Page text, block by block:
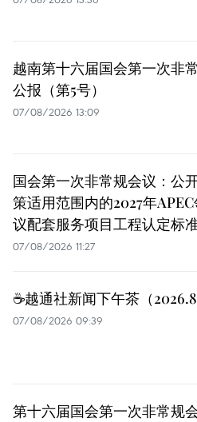
越南第十六届国会第一次非
公报（第5号）
07/08/2026 13:09
国会第一次非常规会议：公
策适用范围内的2027年
议配套服务项目工程认定标
07/08/2026 11:27
☕️越通社新闻下午茶（
07/08/2026 09:39
第十六届国会第一次非常规